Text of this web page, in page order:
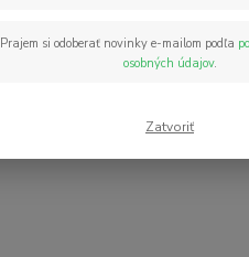
Prajem si odoberať novinky e-mailom podľa
osobných údajov.
Zatvoriť